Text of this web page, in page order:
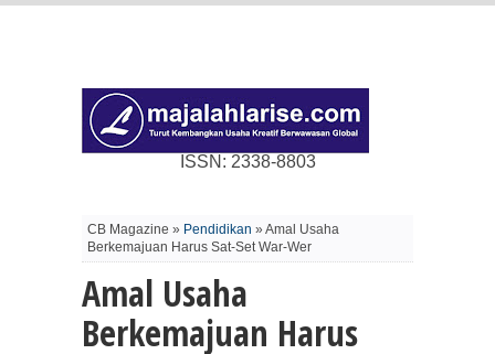
ISSN: 2338-8803
CB Magazine » Pendidikan » Amal Usaha
Berkemajuan Harus Sat-Set War-Wer
Amal Usaha
Berkemajuan Harus